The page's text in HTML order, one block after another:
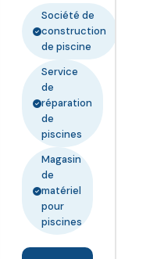
Société de
construction
de piscine
Service
de
réparation
de
piscines
Magasin
de
matériel
pour
piscines